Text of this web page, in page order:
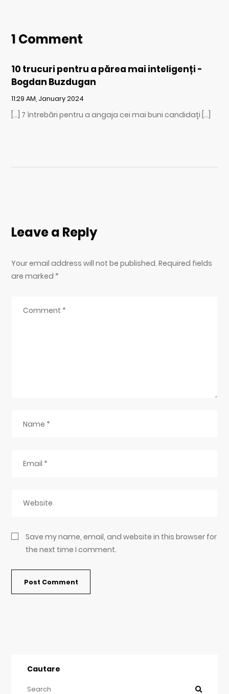
1 Comment
10 trucuri pentru a părea mai inteligenți -
Bogdan Buzdugan
11:29 AM, January 2024
[…] 7 întrebări pentru a angaja cei mai buni candidați […]
Leave a Reply
Your email address will not be published. Required fields
are marked *
Save my name, email, and website in this browser for
the next time I comment.
Cautare